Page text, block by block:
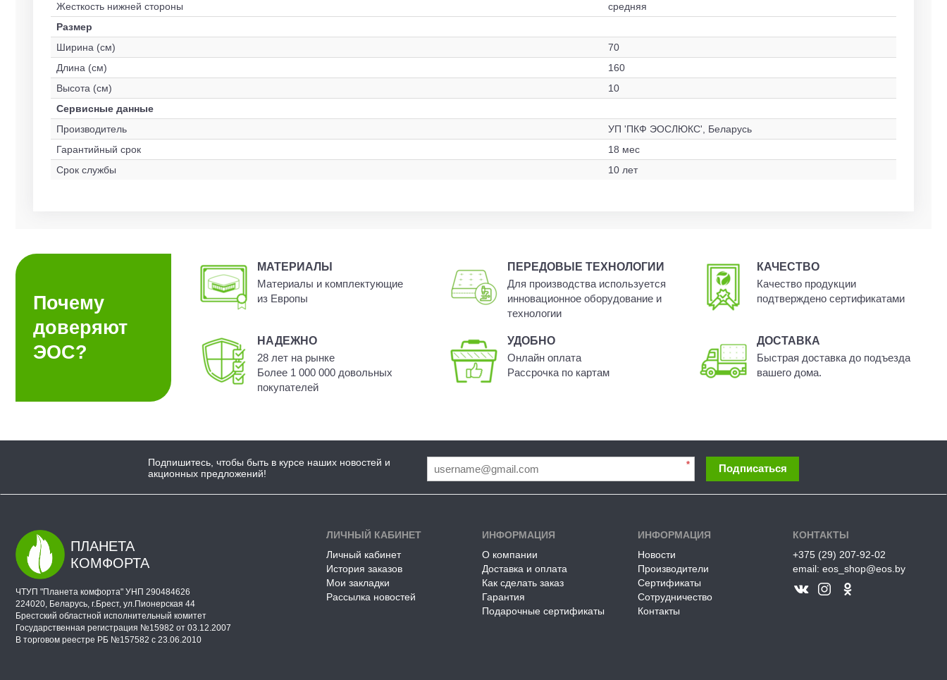
Жесткость нижней стороны
средняя
Размер
Ширина (см)
70
Длина (см)
160
Высота (см)
10
Сервисные данные
Производитель
УП 'ПКФ ЭОСЛЮКС', Беларусь
Гарантийный срок
18 мес
Срок службы
10 лет
Почему
доверяют
ЭОС?
МАТЕРИАЛЫ
Материалы и комплектующие
из Европы
ПЕРЕДОВЫЕ ТЕХНОЛОГИИ
Для производства используется
инновационное оборудование и
технологии
КАЧЕСТВО
Качество продукции
подтверждено сертификатами
НАДЕЖНО
28 лет на рынке
Более 1 000 000 довольных
покупателей
УДОБНО
Онлайн оплата
Рассрочка по картам
ДОСТАВКА
Быстрая доставка до подъезда
вашего дома.
Подпишитесь, чтобы быть в курсе наших новостей и
акционных предложений!
* Подписаться
ПЛАНЕТА
КОМФОРТА
ЧТУП "Планета комфорта" УНП 290484626
224020, Беларусь, г.Брест, ул.Пионерская 44
Брестский областной исполнительный комитет
Государственная регистрация №15982 от 03.12.2007
В торговом реестре РБ №157582 с 23.06.2010
ЛИЧНЫЙ КАБИНЕТ
Личный кабинет
История заказов
Мои закладки
Рассылка новостей
ИНФОРМАЦИЯ
О компании
Доставка и оплата
Как сделать заказ
Гарантия
Подарочные сертификаты
ИНФОРМАЦИЯ
Новости
Производители
Сертификаты
Сотрудничество
Контакты
КОНТАКТЫ
+375 (29) 207-92-02
email: eos_shop@eos.by